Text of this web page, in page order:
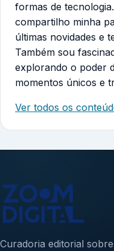
formas de
compartilho minha
últimas novidades e
Também sou
explorando o poder
momentos únicos e
Ver todos os
Curadoria editorial